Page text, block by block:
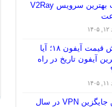
انتخاب بهترین سرویس V2Ray
افزایش قیمت آیفون ۱۸؛ آیا
آیفون تاریخ در راه
بهترین جایگزین VPN در سال